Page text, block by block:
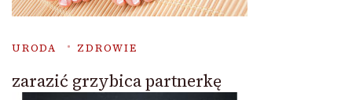
URODA ZDROWIE
zarazić grzybica partnerkę